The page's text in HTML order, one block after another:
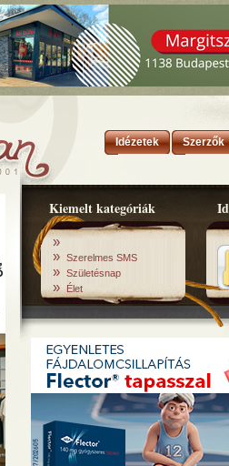
Idézetek Szerzők
Kiemelt kategóriák
»
» Szerelmes SMS
» Születésnap
» Élet